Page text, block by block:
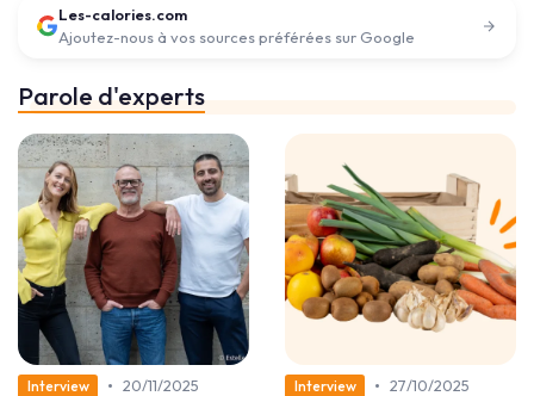
Les-calories.com
Ajoutez-nous à vos sources préférées sur Google
Parole d'experts
Interview • 20/11/2025
Interview • 27/10/2025